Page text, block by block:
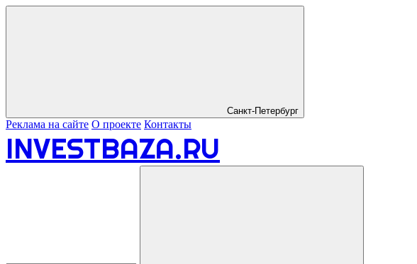
Санкт-Петербург
Реклама на сайте О проекте Контакты
INVESTBAZA.RU